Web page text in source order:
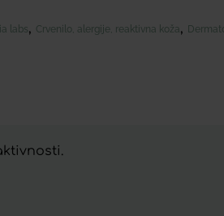
labs, Crvenilo, alergije, reaktivna koža,